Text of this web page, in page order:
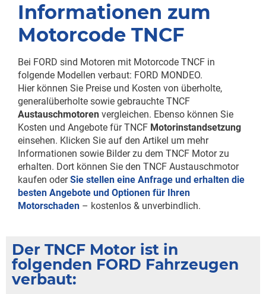
Informationen zum
Motorcode TNCF
Bei FORD sind Motoren mit Motorcode TNCF in
folgende Modellen verbaut: FORD MONDEO.
Hier können Sie Preise und Kosten von überholte,
generalüberholte sowie gebrauchte TNCF
Austauschmotoren vergleichen. Ebenso können Sie
Kosten und Angebote für TNCF Motorinstandsetzung
einsehen. Klicken Sie auf den Artikel um mehr
Informationen sowie Bilder zu dem TNCF Motor zu
erhalten. Dort können Sie den TNCF Austauschmotor
kaufen oderSie stellen eine Anfrage und erhalten die
besten Angebote und Optionen für Ihren
Motorschaden – kostenlos & unverbindlich.
Der TNCF Motor ist in
folgenden FORD Fahrzeugen
verbaut: